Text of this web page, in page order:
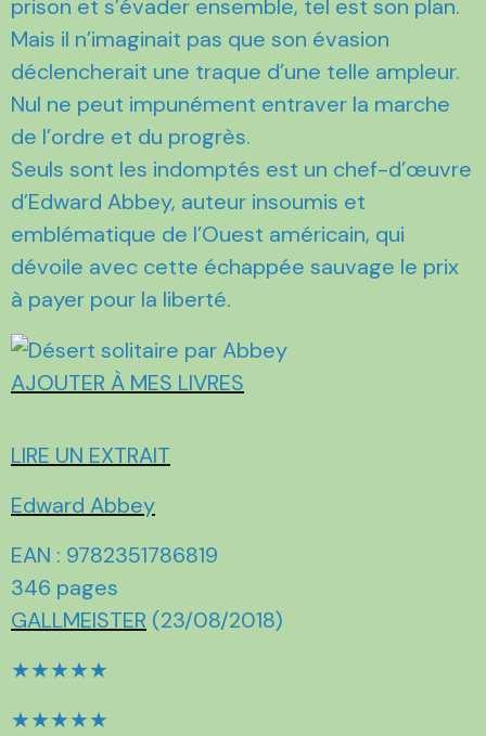
prison et s’évader ensemble, tel est son plan.
Mais il n’imaginait pas que son évasion
déclencherait une traque d’une telle ampleur.
Nul ne peut impunément entraver la marche
de l’ordre et du progrès.
Seuls sont les indomptés est un chef-d’œuvre
d’Edward Abbey, auteur insoumis et
emblématique de l’Ouest américain, qui
dévoile avec cette échappée sauvage le prix
à payer pour la liberté.
AJOUTER À MES LIVRES
LIRE UN EXTRAIT
Edward Abbey
EAN : 9782351786819
346 pages
GALLMEISTER (23/08/2018)
★★★★★
★★★★★